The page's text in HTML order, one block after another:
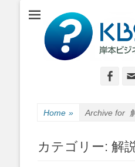
小さな会社・小さなお店の
Home » Archive for
カテゴリー: 解